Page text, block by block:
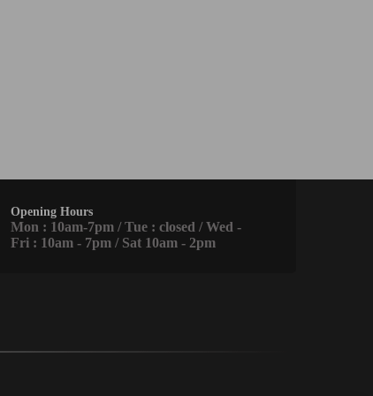
Opening Hours
Mon : 10am-7pm / Tue : closed / Wed -
Fri : 10am - 7pm / Sat 10am - 2pm